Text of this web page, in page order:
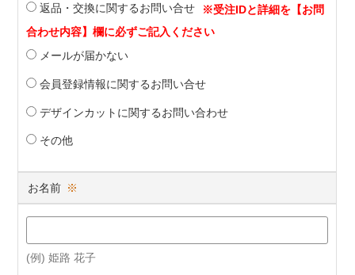
返品・交換に関するお問い合せ
メールが届かない
会員登録情報に関するお問い合せ
デザインカットに関するお問い合わせ
その他
お名前 ※
(例) 姫路 花子